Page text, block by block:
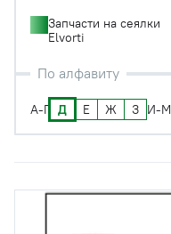
Запчасти на сеялки
Elvorti
По алфавиту
А-Г Д Е Ж З И-М